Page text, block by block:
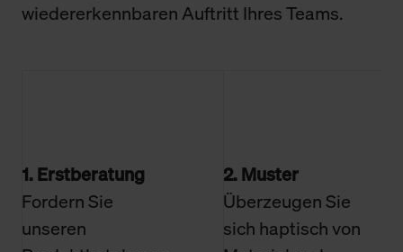
wiedererkennbaren Auftritt Ihres Teams.
1. Erstberatung
Fordern Sie
unseren
2. Muster
Überzeugen Sie
sich haptisch von